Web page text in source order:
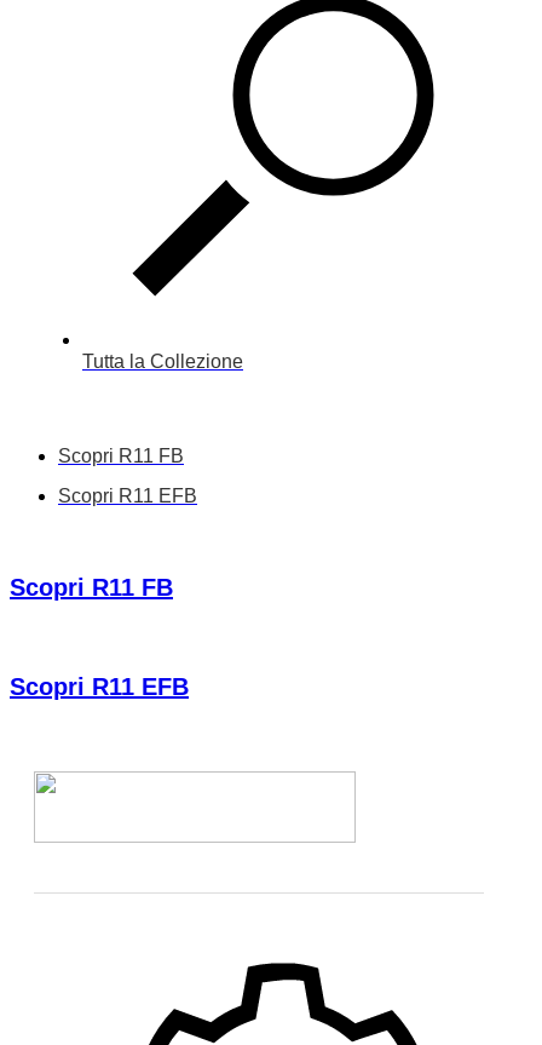
Tutta la Collezione
Scopri R11 FB
Scopri R11 EFB
Scopri R11 FB
Scopri R11 EFB